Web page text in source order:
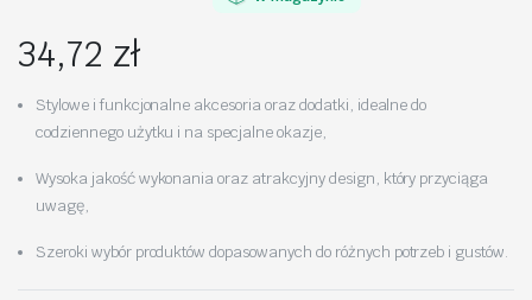
34,72 zł
Stylowe i funkcjonalne akcesoria oraz dodatki, idealne do
codziennego użytku i na specjalne okazje,
Wysoka jakość wykonania oraz atrakcyjny design, który przyciąga
uwagę,
Szeroki wybór produktów dopasowanych do różnych potrzeb i gustów.